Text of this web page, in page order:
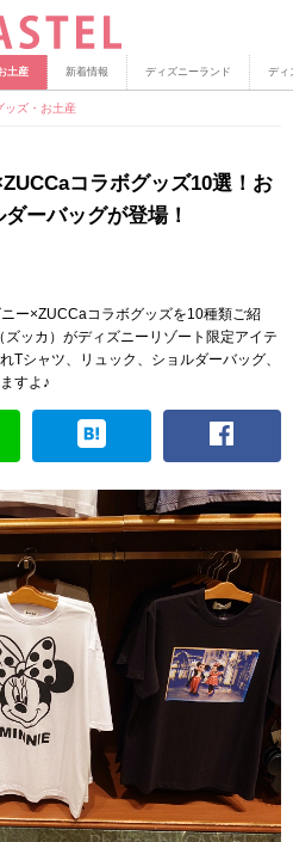
土産 新着情報 ディズニーランド ディ
ッズ・お土産
コラボグッズ10選！お
ーバッグが登場！
ー×ZUCCaコラボグッズを10種類ご紹
ッカ）がディズニーリゾート限定アイテ
シャツ、リュック、ショルダーバッグ、
すよ♪